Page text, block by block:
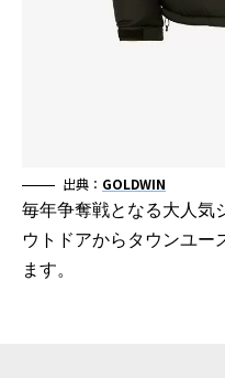
出典： GOLDWIN
毎年争奪戦となる大人気
ウトドアからタウンユー
ます。